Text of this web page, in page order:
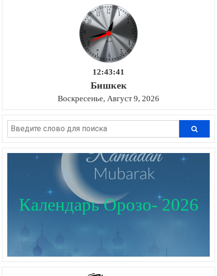
12:43:42
Бишкек
Воскресенье, Август 9, 2026
Календарь Орозо- 2026